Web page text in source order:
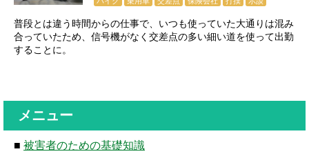
普段とは違う時間からの仕事で、いつも使っていた大通りは混み
合っていたため、信号機がなく交差点の多い細い道を使って出勤
することに。
メニュー
■ 被害者のための基礎知識